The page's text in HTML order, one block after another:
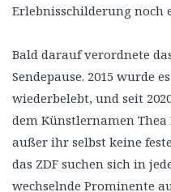
Erlebnisschilderung noch
Bald darauf verordnete
Sendepause. 2015 wurde
wiederbelebt, und seit
dem Künstlernamen
außer ihr selbst keine
das ZDF suchen sich in
wechselnde Prominente